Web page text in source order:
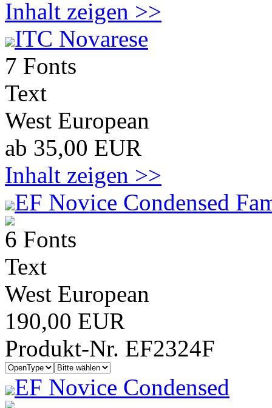
Inhalt zeigen >>
ITC Novarese
7 Fonts
Text
West European
ab 35,00 EUR
Inhalt zeigen >>
EF Novice Condensed
6 Fonts
Text
West European
190,00 EUR
Produkt-Nr. EF2324F
EF Novice Condensed